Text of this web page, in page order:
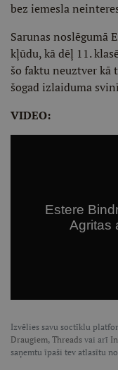
bez iemesla
Sarunas noslēgumā
kļūdu, kā dēļ 11.
šo faktu neuztver kā
šogad izlaiduma
VIDEO:
Izvēlies savu soctīklu
Draugiem, Threads vai arī
saņemtu īpaši tev atlasītu